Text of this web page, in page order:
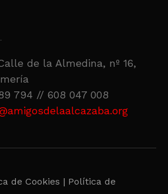
de la Almedina, nº 16,
794 // 608 047 008
de Cookies | Política de